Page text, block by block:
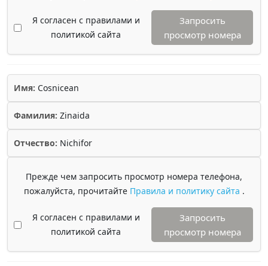
Я согласен с правилами и
политикой сайта
Запросить
просмотр номера
Имя: Cosnicean
Фамилия: Zinaida
Отчество: Nichifor
Прежде чем запросить просмотр номера телефона,
пожалуйста, прочитайте Правила и политику сайта .
Я согласен с правилами и
политикой сайта
Запросить
просмотр номера